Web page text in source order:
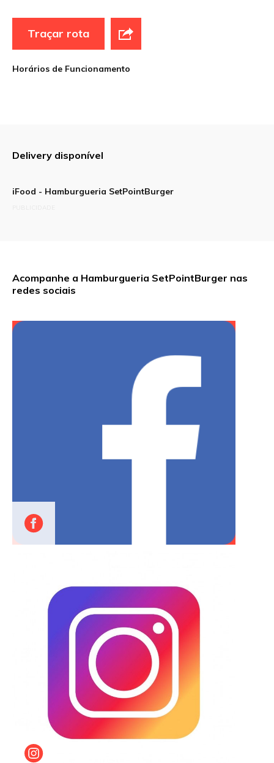
Traçar rota
Horários de Funcionamento
Delivery disponível
iFood - Hamburgueria SetPointBurger
Acompanhe a Hamburgueria SetPointBurger nas
redes sociais